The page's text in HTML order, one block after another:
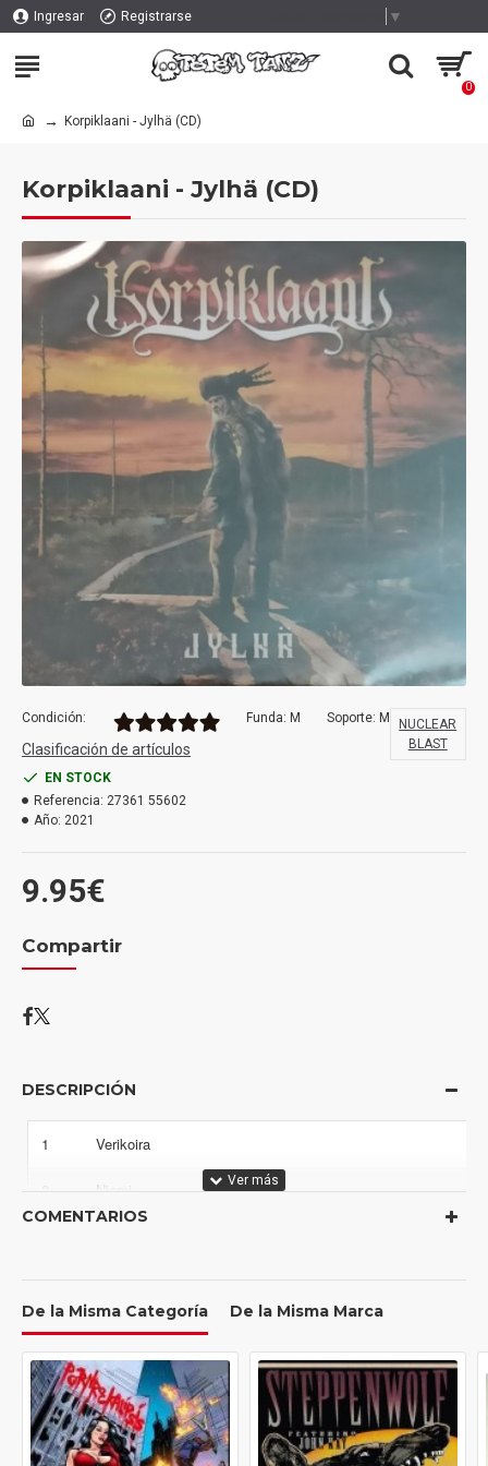
Ingresar Registrarse ▼
0
Korpiklaani - Jylhä (CD)
Korpiklaani - Jylhä (CD)
9.95€
Condición: Funda: M Soporte: M
Clasificación de artículos
EN STOCK
Referencia: 27361 55602
Año: 2021
NUCLEAR
BLAST
Compartir
DESCRIPCIÓN
1 Verikoira
Niemi
5 Tuuleton
6 Sanaton Maa
7 Kiuru
COMENTARIOS
De la Misma Categoría De la Misma Marca